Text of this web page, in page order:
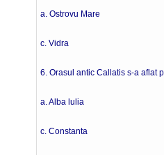
a. Ostrovu Mare b.
c. Vidra d.
6. Orasul antic Callatis s-a aflat
a. Alba lulia b.
c. Constanta